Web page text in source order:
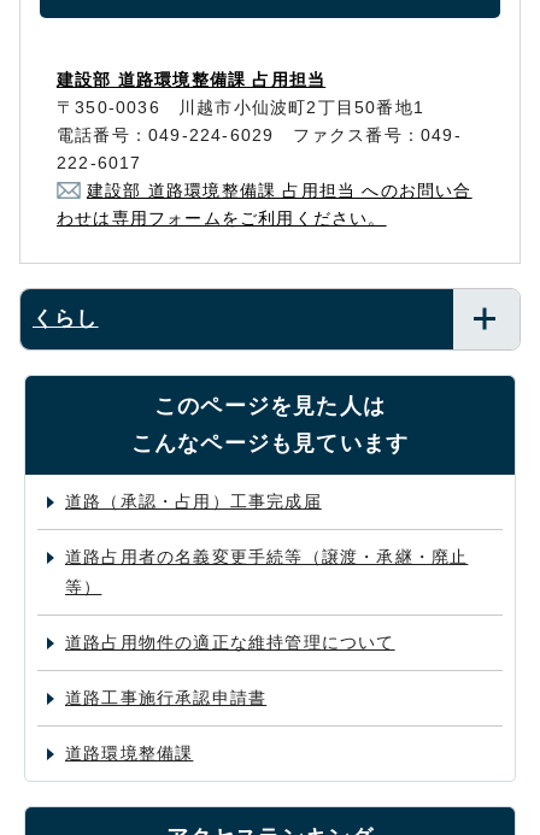
建設部 道路環境整備課 占用担当
〒350-0036 川越市小仙波町2丁目50番地1
電話番号：049-224-6029 ファクス番号：049-
222-6017
建設部 道路環境整備課 占用担当 へのお問い合
わせは専用フォームをご利用ください。
くらし
このページを見た人は
こんなページも見ています
道路（承認・占用）工事完成届
道路占用者の名義変更手続等（譲渡・承継・廃止
等）
道路占用物件の適正な維持管理について
道路工事施行承認申請書
道路環境整備課